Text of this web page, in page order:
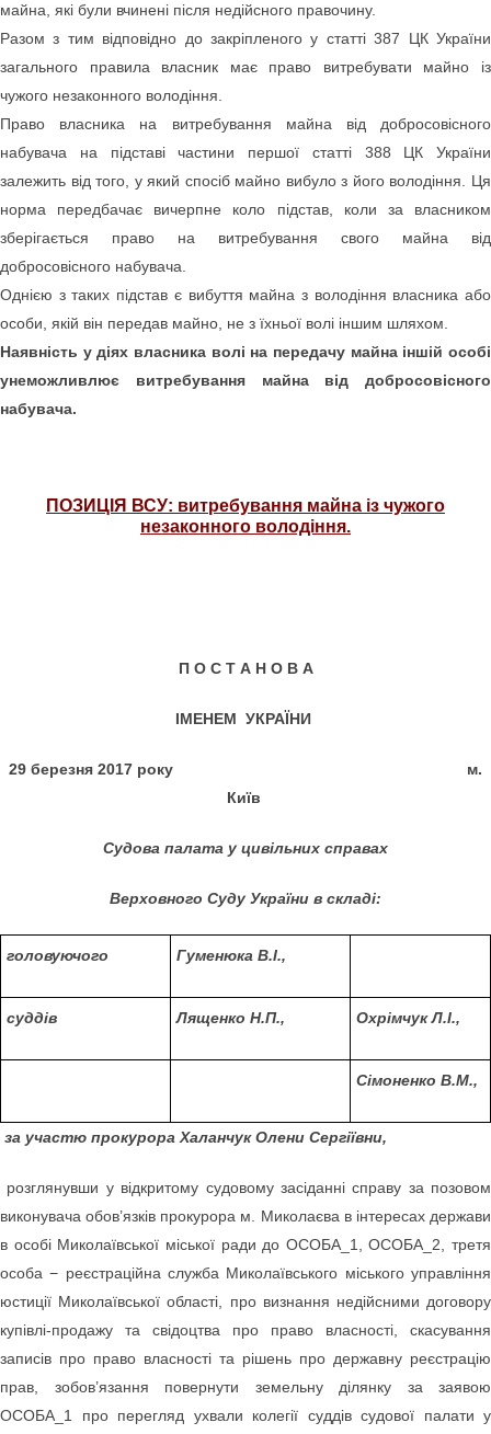
майна, які були вчинені після недійсного правочину.
Разом з тим відповідно до закріпленого у статті 387 ЦК України
загального правила власник має право витребувати майно із
чужого незаконного володіння.
Право власника на витребування майна від добросовісного
набувача на підставі частини першої статті 388 ЦК України
залежить від того, у який спосіб майно вибуло з його володіння. Ця
норма передбачає вичерпне коло підстав, коли за власником
зберігається право на витребування свого майна від
добросовісного набувача.
Однією з таких підстав є вибуття майна з володіння власника або
особи, якій він передав майно, не з їхньої волі іншим шляхом.
Наявність у діях власника волі на передачу майна іншій особі
унеможливлює витребування майна від добросовісного
набувача.
ПОЗИЦІЯ ВСУ: витребування майна із чужого
незаконного володіння.
П О С Т А Н О В А
ІМЕНЕМ УКРАЇНИ
29 березня 2017 року м.
Київ
Судова палата у цивільних справах
Верховного Суду України в складі:
головуючого Гуменюка В.І.,
суддів Лященко Н.П., Охрімчук Л.І.,
Сімоненко В.М.,
за участю прокурора Халанчук Олени Сергіївни,
розглянувши у відкритому судовому засіданні справу за позовом
виконувача обов’язків прокурора м. Миколаєва в інтересах держави
в особі Миколаївської міської ради до ОСОБА_1, ОСОБА_2, третя
особа − реєстраційна служба Миколаївського міського управління
юстиції Миколаївської області, про визнання недійсними договору
купівлі-продажу та свідоцтва про право власності, скасування
записів про право власності та рішень про державну реєстрацію
прав, зобов’язання повернути земельну ділянку за заявою
ОСОБА_1 про перегляд ухвали колегії суддів судової палати у